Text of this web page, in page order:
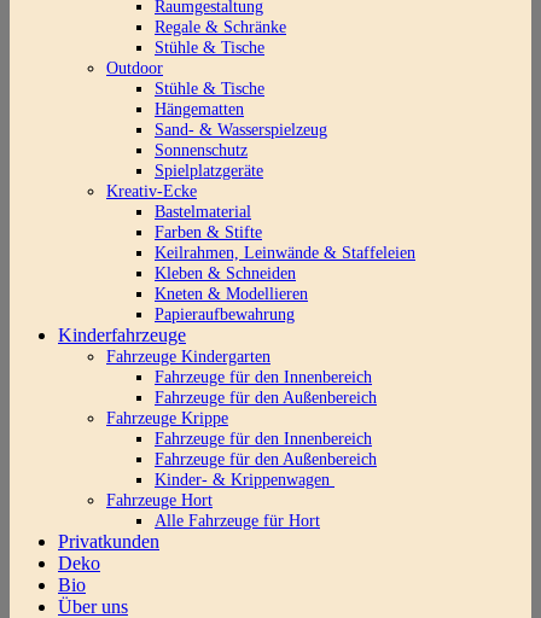
Raumgestaltung
Regale & Schränke
Stühle & Tische
Outdoor
Stühle & Tische
Hängematten
Sand- & Wasserspielzeug
Sonnenschutz
Spielplatzgeräte
Kreativ-Ecke
Bastelmaterial
Farben & Stifte
Keilrahmen, Leinwände & Staffeleien
Kleben & Schneiden
Kneten & Modellieren
Papieraufbewahrung
Kinderfahrzeuge
Fahrzeuge Kindergarten
Fahrzeuge für den Innenbereich
Fahrzeuge für den Außenbereich
Fahrzeuge Krippe
Fahrzeuge für den Innenbereich
Fahrzeuge für den Außenbereich
Kinder- & Krippenwagen
Fahrzeuge Hort
Alle Fahrzeuge für Hort
Privatkunden
Deko
Bio
Über uns